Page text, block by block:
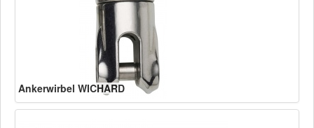
Ankerwirbel WICHARD